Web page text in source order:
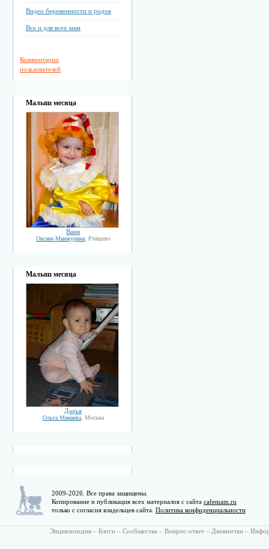
Видео беременности и родов
Все и для всех мам
Комментарии
пользователей
Малыш месяца
Ваня
Оксана Манжурина, Ртищево
Малыш месяца
Дарья
Ольга Мамаева, Москва
2009-2026. Все права защищены.
Копирование и публикация всех материалов с сайта cafemam.ru
только с согласия владельцев сайта. Политика конфиденциальности
Энциклопедия – Блоги – Сообщества – Вопрос-ответ – Дневнички –